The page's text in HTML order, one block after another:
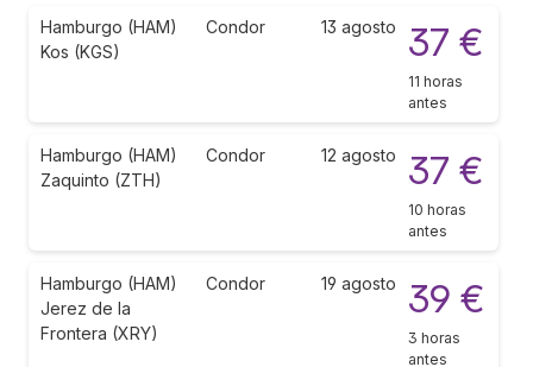
Hamburgo (HAM)
Kos (KGS)
Condor 13 agosto 37 €
11 horas
antes
Hamburgo (HAM)
Zaquinto (ZTH)
Condor 12 agosto 37 €
10 horas
antes
Hamburgo (HAM)
Jerez de la
Frontera (XRY)
Condor 19 agosto 39 €
3 horas
antes